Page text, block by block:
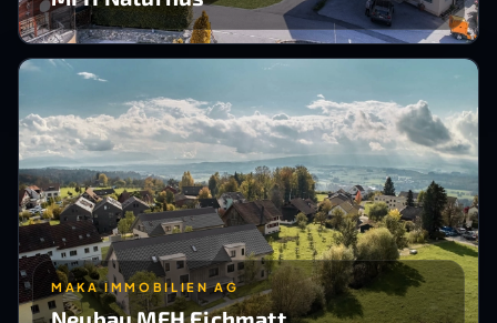
MAKA IMMOBILIEN AG